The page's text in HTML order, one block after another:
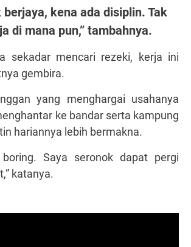
berjaya, kena ada disiplin. Tak
di mana pun,” tambahnya.
sekadar mencari rezeki, kerja ini
gembira.
yang menghargai usahanya
ke bandar serta kampung
hariannya lebih bermakna.
Saya seronok dapat pergi
katanya.